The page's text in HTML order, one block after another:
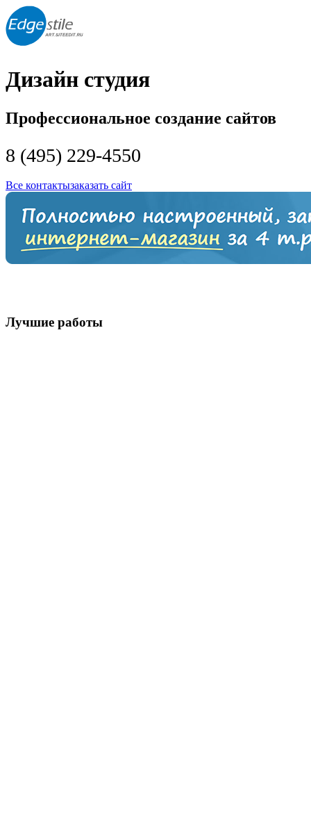
Дизайн студия
Профессиональное создание сайтов
8 (495) 229-4550
Все контактызаказать сайт
Лучшие работы